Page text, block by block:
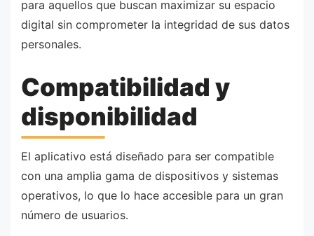
para aquellos que buscan maximizar su espacio
digital sin comprometer la integridad de sus datos
personales.
Compatibilidad y
disponibilidad
El aplicativo está diseñado para ser compatible
con una amplia gama de dispositivos y sistemas
operativos, lo que lo hace accesible para un gran
número de usuarios.